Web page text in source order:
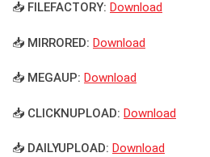
📥 FILEFACTORY: Download
📥 MIRRORED: Download
📥 MEGAUP: Download
📥 CLICKNUPLOAD: Download
📥 DAILYUPLOAD: Download